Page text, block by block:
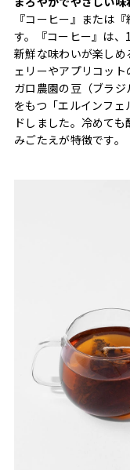
『コーヒー』または
す。『コーヒー』は
新鮮な味わいが楽し
ェリーやアプリコッ
ガロ農園の豆（ブラ
をもつ「エルインフ
ドしました。冷めて
みごたえが特徴です。